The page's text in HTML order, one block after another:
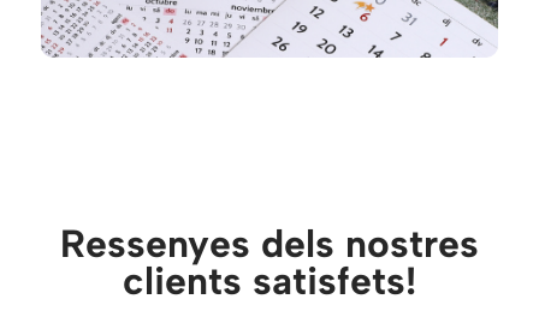
Ressenyes dels nostres
clients satisfets!